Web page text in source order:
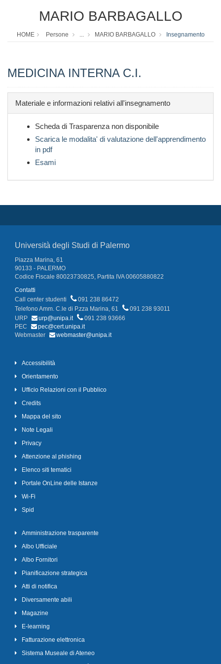
MARIO BARBAGALLO
HOME Persone ... MARIO BARBAGALLO Insegnamento
MEDICINA INTERNA C.I.
Materiale e informazioni relativi all'insegnamento
Scheda di Trasparenza non disponibile
Scarica le modalita' di valutazione dell'apprendimento
in pdf
Esami
Università degli Studi di Palermo
Piazza Marina, 61
90133 - PALERMO
Codice Fiscale 80023730825, Partita IVA 00605880822
Contatti
Call center studenti
091 238 86472
Telefono Amm. C.le di P.zza Marina, 61
091 238 93011
URP
urp@unipa.it
091 238 93666
PEC
pec@cert.unipa.it
Webmaster
webmaster@unipa.it
Accessibilità
Orientamento
Ufficio Relazioni con il Pubblico
Credits
Mappa del sito
Note Legali
Privacy
Attenzione al phishing
Elenco siti tematici
Portale OnLine delle Istanze
Wi-Fi
Spid
Amministrazione trasparente
Albo Ufficiale
Albo Fornitori
Pianificazione strategica
Atti di notifica
Diversamente abili
Magazine
E-learning
Fatturazione elettronica
Sistema Museale di Ateneo